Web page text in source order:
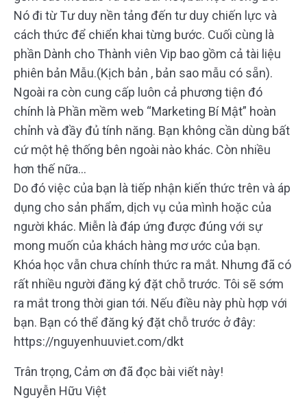
Nó đi từ Tư duy nền tảng đến tư duy chiến lực và
cách thức để chiển khai từng bước. Cuối cùng là
phần Dành cho Thành viên Vip bao gồm cả tài liệu
phiên bản Mẫu.(Kịch bản , bản sao mẫu có sẵn).
Ngoài ra còn cung cấp luôn cả phương tiện đó
chính là Phần mềm web “Marketing Bí Mật” hoàn
chỉnh và đầy đủ tính năng. Bạn không cần dùng bất
cứ một hệ thống bên ngoài nào khác. Còn nhiều
hơn thế nữa…
Do đó việc của bạn là tiếp nhận kiến thức trên và áp
dụng cho sản phẩm, dịch vụ của mình hoặc của
người khác. Miễn là đáp ứng được đúng với sự
mong muốn của khách hàng mơ ước của bạn.
Khóa học vẫn chưa chính thức ra mắt. Nhưng đã có
rất nhiều người đăng ký đặt chỗ trước. Tôi sẽ sớm
ra mắt trong thời gian tới. Nếu điều này phù hợp với
bạn. Bạn có thể đăng ký đặt chỗ trước ở đây:
https://nguyenhuuviet.com/dkt
Trân trọng, Cảm ơn đã đọc bài viết này!
Nguyễn Hữu Việt